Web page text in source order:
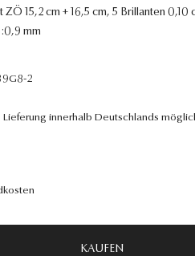
ZÖ 15,2 cm + 16,5 cm, 5 Brillanten 0,10
mm
2
innerhalb Deutschlands
KAUFEN